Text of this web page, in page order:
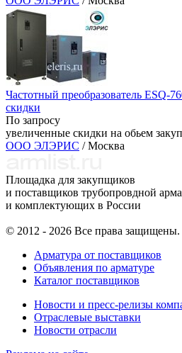
Частотный преобразователь ESQ-
скидки
По запросу
увеличенные скидки на обьем
ООО ЭЛЭРИС / Москва
Площадка для закупщиков
и поставщиков трубопровдной
и комплектующих в России
© 2012 - 2026 Все права защищены.
Арматура от поставщиков
Объявления по арматуре
Каталог поставщиков
Новости и пресс-релизы
Отраслевые выставки
Новости отрасли